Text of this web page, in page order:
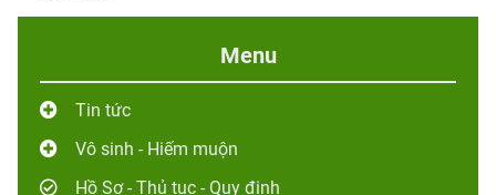
Menu
Tin tức
Vô sinh - Hiếm muộn
Hồ Sơ - Thủ tục - Quy định